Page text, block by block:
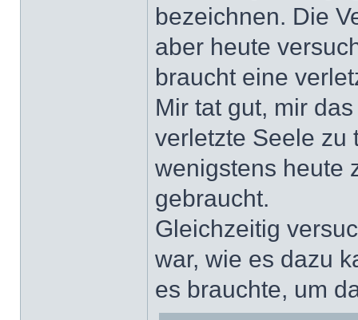
bezeichnen. Die
aber heute
braucht eine
Mir tat gut, mir
verletzte Seele zu
wenigstens heute
gebraucht.
Gleichzeitig
war, wie es dazu
es brauchte, um